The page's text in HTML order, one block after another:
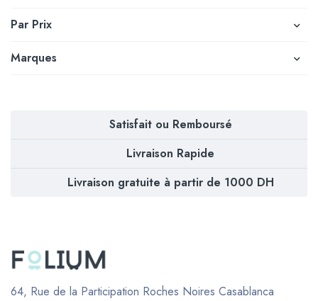
Par Prix
Marques
Satisfait ou Remboursé
Livraison Rapide
Livraison gratuite à partir de 1000 DH
64, Rue de la Participation Roches Noires Casablanca